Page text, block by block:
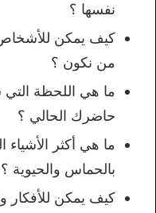
نفسها ؟
كيف يمكن للأشخاص
من نكون ؟
ما هي اللحظة التي
حاضرك الحالي ؟
ما هي أكثر الأشياء
بالحماس والحيوية ؟
كيف يمكن للأفكار